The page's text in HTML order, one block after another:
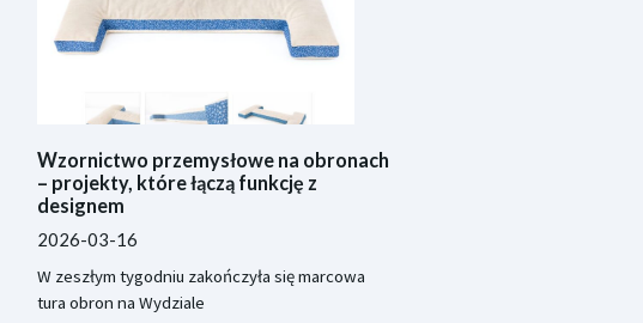
Wzornictwo przemysłowe na obronach
– projekty, które łączą funkcję z
designem
2026-03-16
W zeszłym tygodniu zakończyła się marcowa
tura obron na Wydziale